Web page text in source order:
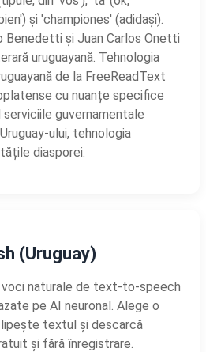
și 'championes' (adidași).
Benedetti și Juan Carlos Onetti
uruguayană. Tehnologia
de la FreeReadText
cu nuanțe specifice
guvernamentale
ului, tehnologia
diasporei.
(Uruguay)
naturale de text-to-speech
pe AI neuronal. Alege o
lipește textul și descarcă
și fără înregistrare.